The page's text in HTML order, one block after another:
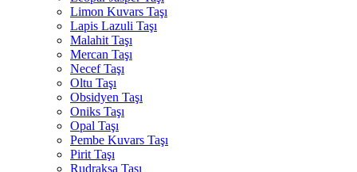
Limon Kuvars Taşı
Lapis Lazuli Taşı
Malahit Taşı
Mercan Taşı
Necef Taşı
Oltu Taşı
Obsidyen Taşı
Oniks Taşı
Opal Taşı
Pembe Kuvars Taşı
Pirit Taşı
Rudrakşa Taşı